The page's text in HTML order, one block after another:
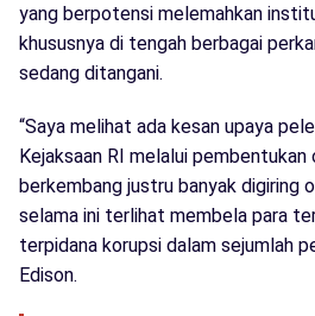
yang berpotensi melemahkan
khususnya di tengah berbagai
sedang ditangani.
“Saya melihat ada kesan upaya
Kejaksaan RI melalui pembentukan
berkembang justru banyak digiring
selama ini terlihat membela para
terpidana korupsi dalam sejumlah
Edison.